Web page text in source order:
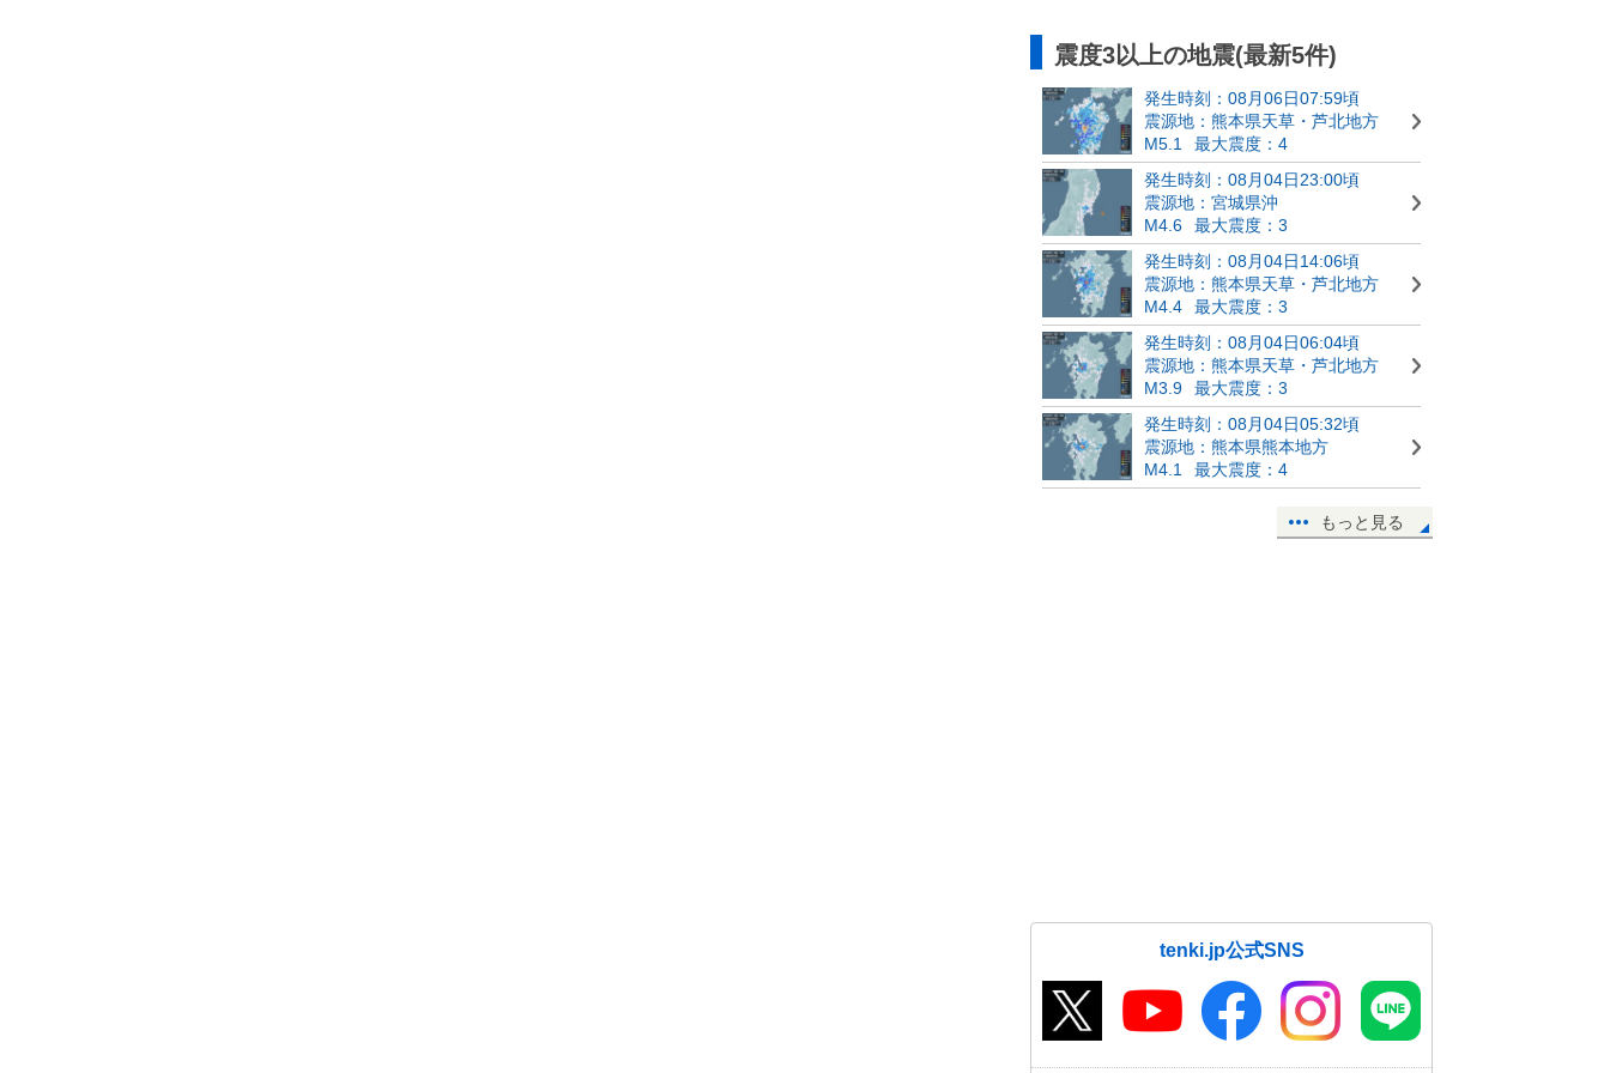
震度3以上の地震(最新5件)
発生時刻：08月06日07:59頃
震源地：熊本県天草・芦北地方
M5.1
最大震度：4
発生時刻：08月04日23:00頃
震源地：宮城県沖
M4.6
最大震度：3
発生時刻：08月04日14:06頃
震源地：熊本県天草・芦北地方
M4.4
最大震度：3
発生時刻：08月04日06:04頃
震源地：熊本県天草・芦北地方
M3.9
最大震度：3
発生時刻：08月04日05:32頃
震源地：熊本県熊本地方
M4.1
最大震度：4
もっと見る
tenki.jp公式SNS